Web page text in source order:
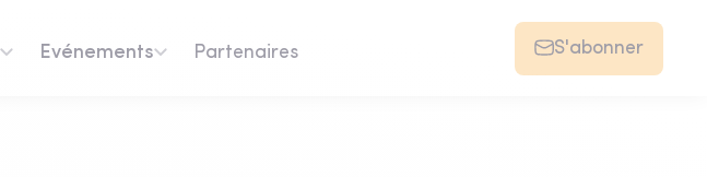
Evénements Partenaires S'abonner